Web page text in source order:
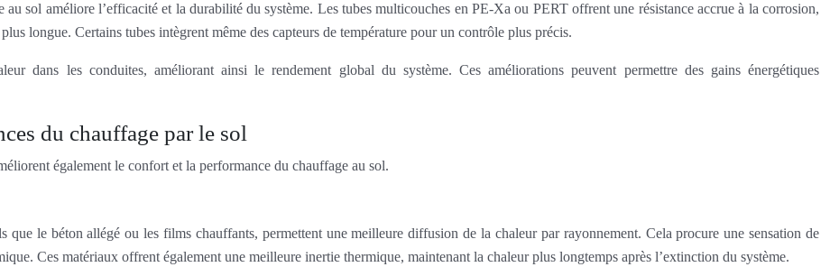
sol améliore l’efficacité et la durabilité du système. Les tubes multicouches en PE-Xa ou PERT offrent une résistance accrue à la corrosion,
longue. Certains tubes intègrent même des capteurs de température pour un contrôle plus précis.
dans les conduites, améliorant ainsi le rendement global du système. Ces améliorations peuvent permettre des gains énergétiques
du chauffage par le sol
également le confort et la performance du chauffage au sol.
que le béton allégé ou les films chauffants, permettent une meilleure diffusion de la chaleur par rayonnement. Cela procure une sensation de
Ces matériaux offrent également une meilleure inertie thermique, maintenant la chaleur plus longtemps après l’extinction du système.